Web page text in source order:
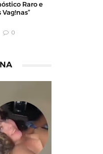
Raro e
Vag!nas”
0